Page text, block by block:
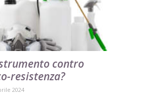
contro
resistenza?
2024